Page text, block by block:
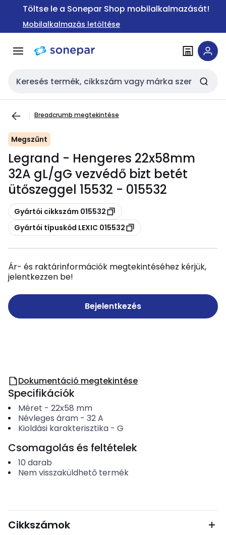
Ugrás a
Ugrás a
tartalomra
Töltse le a Sonepar Shop mobilalkalmazását!
Mobilalkalmazás letöltése
Keresési bemenet
Breadcrumb megtekintése
Megszűnt
Legrand - Hengeres 22x58mm
32A gL/gG vezvédő bizt betét
ütőszeggel 15532 - 015532
Másolás
Gyártói cikkszám 015532
Másolás
Gyártói típuskód LEXIC 015532
Ár- és raktárinformációk megtekintéséhez kérjük,
jelentkezzen be!
Bejelentkezés
Dokumentáció megtekintése
Specifikációk
Méret - 22x58 mm
Névleges áram- 32A
Kioldási karakterisztika- G
Csomagolás és feltételek
10 darab
Nem visszaküldhető termék
Cikkszámok